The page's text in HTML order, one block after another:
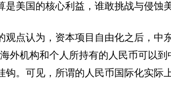
是美国的核心利益，谁敢挑战与侵蚀
观点认为，资本项目自由化之后，
外机构和个人所持有的人民币可以
钩。可见，所谓的人民币国际化实际